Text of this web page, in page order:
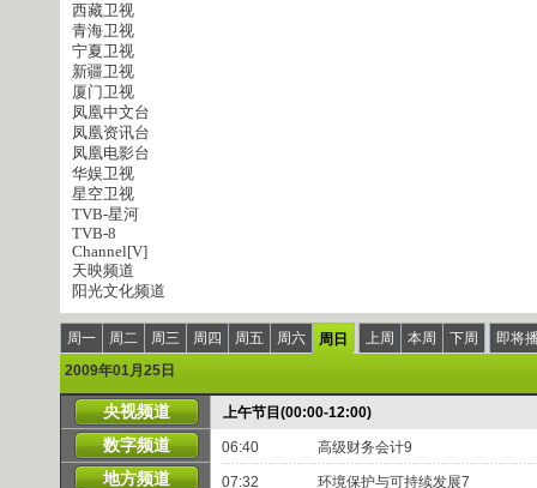
西藏卫视
青海卫视
宁夏卫视
新疆卫视
厦门卫视
凤凰中文台
凤凰资讯台
凤凰电影台
华娱卫视
星空卫视
TVB-星河
TVB-8
Channel[V]
天映频道
阳光文化频道
周一 周二 周三 周四 周五 周六 周日 上周 本周 下周
即将
2009年01月25日
央视频道
数字频道
地方频道
上午节目(00:00-12:00)
06:40 高级财务会计9
07:32 环境保护与可持续发展7